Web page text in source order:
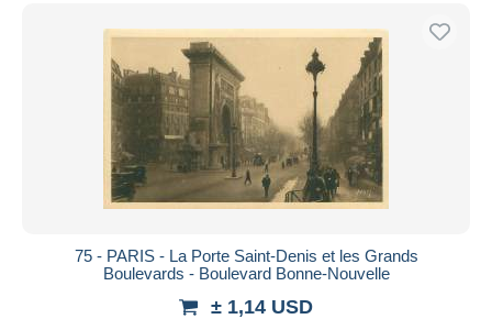
75 - PARIS - La Porte Saint-Denis et les Grands
Boulevards - Boulevard Bonne-Nouvelle
± 1,14 USD